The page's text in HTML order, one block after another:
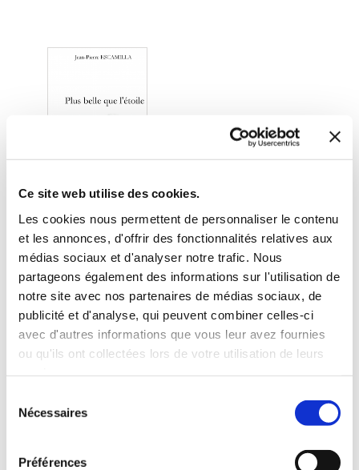
Ce site web utilise des cookies.
Les cookies nous permettent de personnaliser le contenu
et les annonces, d'offrir des fonctionnalités relatives aux
médias sociaux et d'analyser notre trafic. Nous
partageons également des informations sur l'utilisation de
notre site avec nos partenaires de médias sociaux, de
publicité et d'analyse, qui peuvent combiner celles-ci
avec d'autres informations que vous leur avez fournies
ou qu'ils ont collectées lors de votre utilisation de leurs
Nécessaires
Préférences
(0 avis)
Jean-Pierre ESCAMILLA
PLUS BELLE QUE
L'ÉTOILE